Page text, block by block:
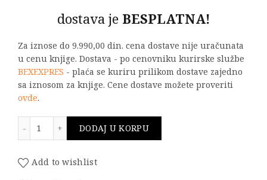
dostava je BESPLATNA!
Za iznose do 9.990,00 din. cena dostave nije uračunata
u cenu knjige. Dostava - po cenovniku kurirske službe
BEXEXPRES - plaća se kuriru prilikom dostave zajedno
sa iznosom za knjige. Cene dostave možete proveriti
ovde.
DODAJ U KORPU
Add to wishlist